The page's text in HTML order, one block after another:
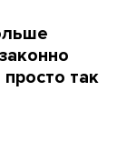
так